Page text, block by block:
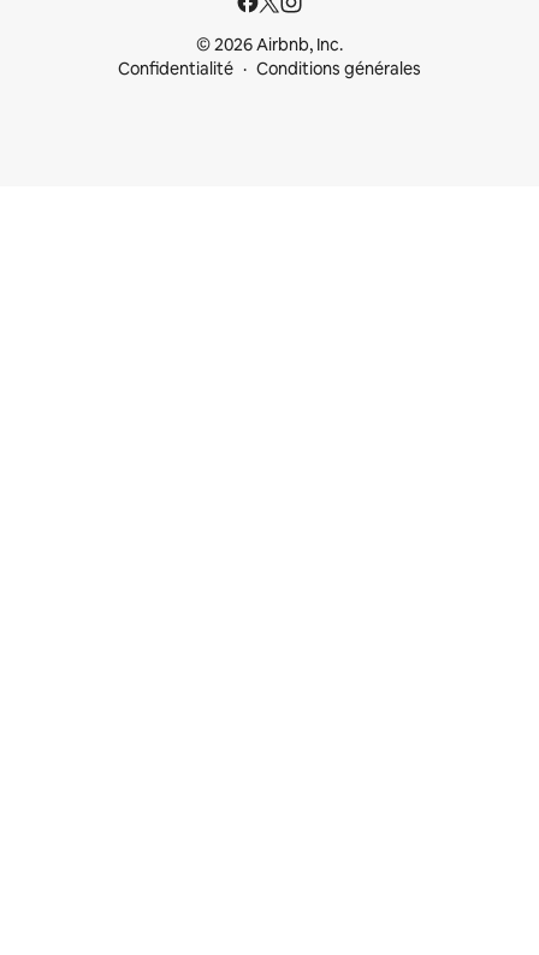
© 2026 Airbnb, Inc.
Confidentialité
Conditions générales